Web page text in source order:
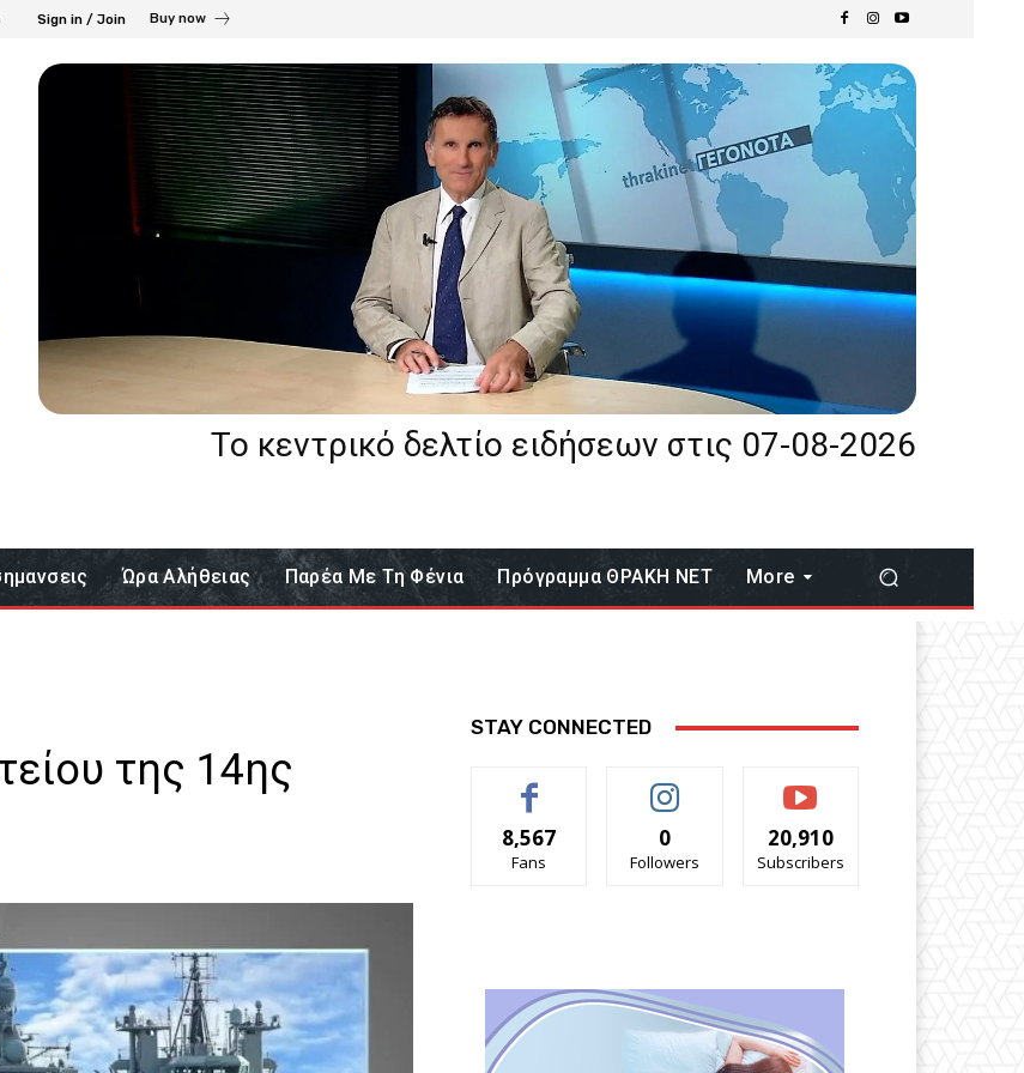
Sign in / Join Buy now
Το κεντρικό δελτίο ειδήσεων στις 07-08-2026
Ώρα Αλήθειας Παρέα Με Τη Φένια Πρόγραμμα ΘΡΑΚΗ ΝΕΤ More
της 14ης
STAY CONNECTED
8,567
Fans
0
Followers
20,910
Subscribers